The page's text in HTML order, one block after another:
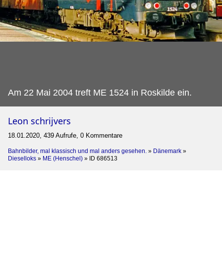
Am 22 Mai 2004 treft ME 1524 in Roskilde ein.
Leon schrijvers
18.01.2020, 439 Aufrufe, 0 Kommentare
Bahnbilder, mal klassisch und mal anders gesehen. » Dänemark »
Dieselloks » ME (Henschel) » ID 686513